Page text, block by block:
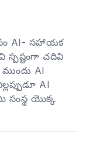
AI- సహాయక
స్పష్టంగా చదివి
AI
AI
సంస్థ యొక్క